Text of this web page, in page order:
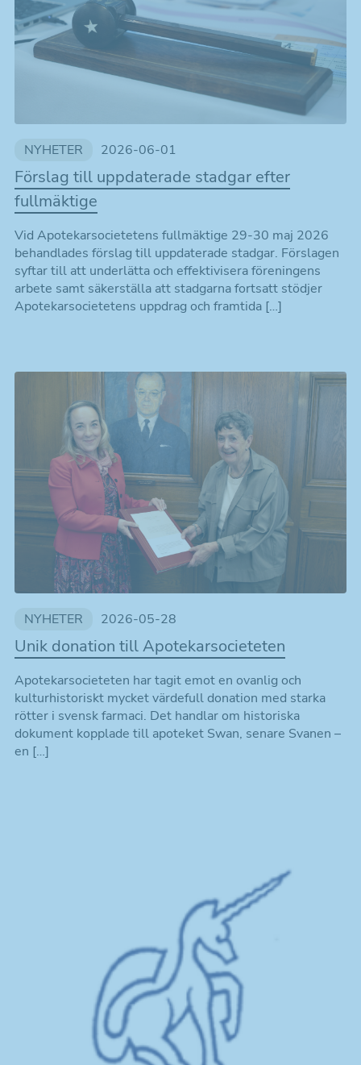
NYHETER 2026-06-01
Förslag till uppdaterade stadgar efter
fullmäktige
Vid Apotekarsocietetens fullmäktige 29-30 maj 2026
behandlades förslag till uppdaterade stadgar. Förslagen
syftar till att underlätta och effektivisera föreningens
arbete samt säkerställa att stadgarna fortsatt stödjer
Apotekarsocietetens uppdrag och framtida […]
NYHETER 2026-05-28
Unik donation till Apotekarsocieteten
Apotekarsocieteten har tagit emot en ovanlig och
kulturhistoriskt mycket värdefull donation med starka
rötter i svensk farmaci. Det handlar om historiska
dokument kopplade till apoteket Swan, senare Svanen –
en […]